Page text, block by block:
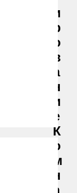
И
Р
О
В
А
Н
И
Е
К
О
М
Н